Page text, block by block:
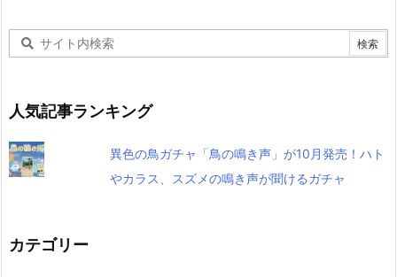
人気記事ランキング
異色の鳥ガチャ「鳥の鳴き声」が10月発売！ハト
やカラス、スズメの鳴き声が聞けるガチャ
カテゴリー